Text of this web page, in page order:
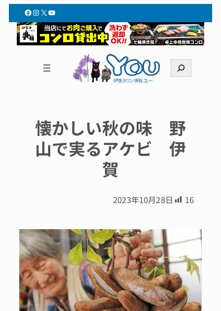
Facebook
Instagram
X YouTube
索
懐かしい秋の味 野
山で実るアケビ 伊
賀
2023年10月28日 16